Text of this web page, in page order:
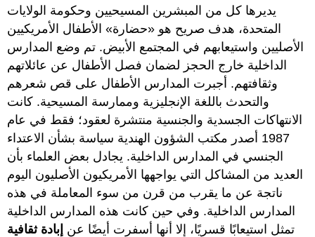
يديرها كل من المبشرين المسيحيين وحكومة الولايات
المتحدة، هدف صريح هو «حضارة» الأطفال الأمريكيين
الأصليين واستيعابهم في المجتمع الأبيض. تم وضع المدارس
الداخلية خارج الحجز لضمان فصل الأطفال عن عائلاتهم
وثقافتهم. أجبرت المدارس الأطفال على قص شعرهم
والتحدث باللغة الإنجليزية وممارسة المسيحية. كانت
الانتهاكات الجسدية والجنسية منتشرة لعقود؛ فقط في عام
1987 أصدر مكتب الشؤون الهندية سياسة بشأن الاعتداء
الجنسي في المدارس الداخلية. يجادل بعض العلماء بأن
العديد من المشاكل التي يواجهها الأمريكيون الأصليون اليوم
ناتجة عن ما يقرب من قرن من سوء المعاملة في هذه
المدارس الداخلية. وفي حين كانت هذه المدارس الداخلية
تمثل استيعابًا قسريًا، إلا أنها أسفرت أيضًا عن إبادة ثقافية